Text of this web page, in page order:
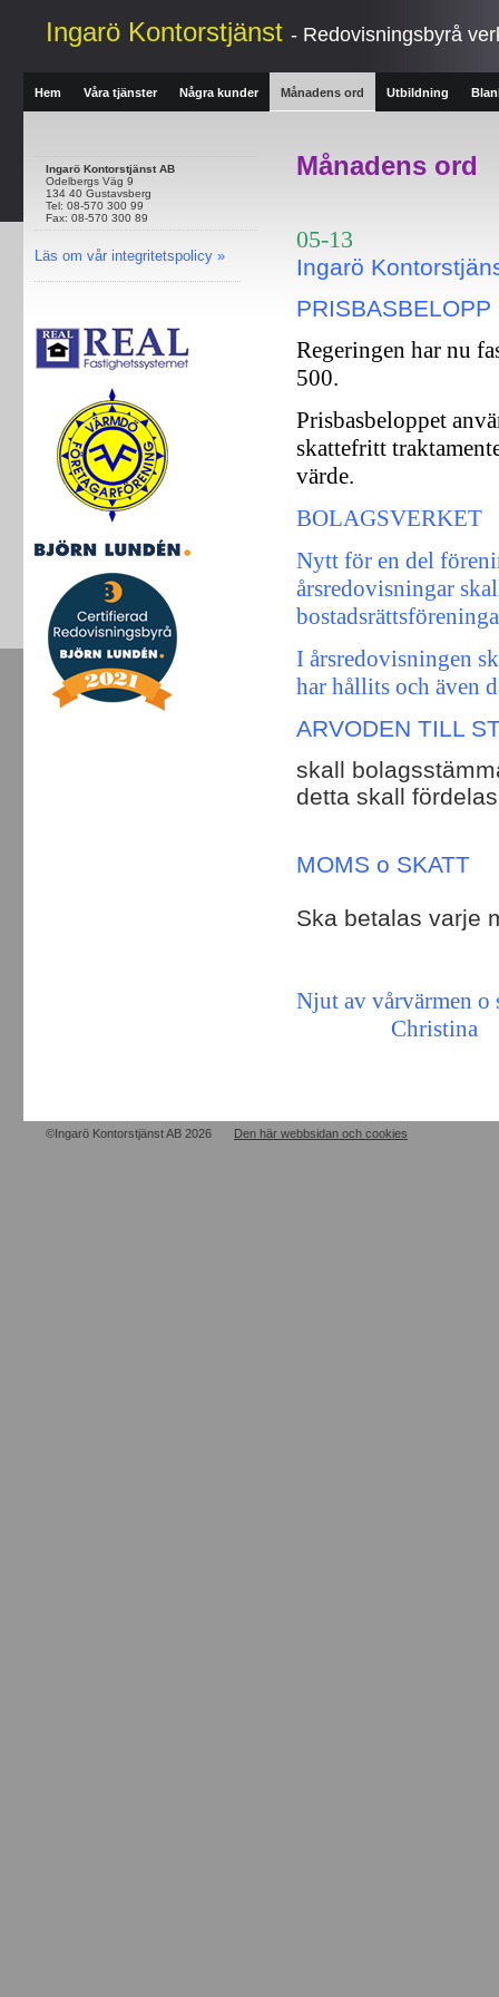
Ingarö Kontorstjänst - Redovisningsbyrå
Hem Våra tjänster Några kunder Månadens ord Utbildning
Ingarö Kontorstjänst AB
Odelbergs Väg 9
134 40 Gustavsberg
Tel: 08-570 300 99
Fax: 08-570 300 89
Läs om vår integritetspolicy »
Månadens ord
05-13
Ingarö
PRISBASBELOPP
Regeringen har nu
500.
Prisbasbeloppet
skattefritt
värde.
BOLAGSVERKET
Nytt för en del
årsredovisningar
I årsredovisningen
har hållits och även
ARVODEN TILL
skall
detta skall
MOMS o SKATT
Ska betalas varje
Njut av vårvärmen o
Christina
©Ingarö Kontorstjänst AB 2026 Den här webbsidan och cookies